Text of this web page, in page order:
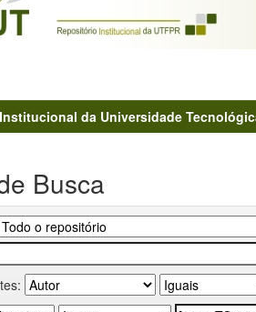
da Universidade
Busca